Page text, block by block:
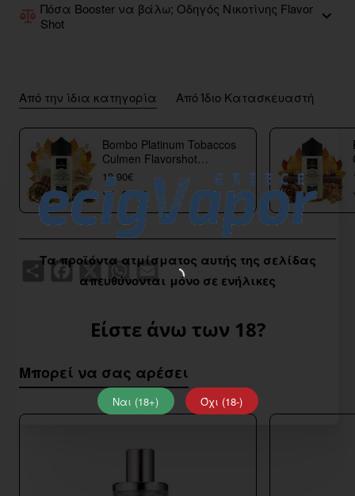
Τα προϊόντα ατμίσματος αυτής της σελίδας
απευθύνονται μόνο σε ενήλικες
Είστε άνω των 18?
Ναι (18+) Όχι (18-)
Πόσα Booster να βάλω; Οδηγός Νικοτίνης Flavor
Shot
Από την ίδια κατηγορία Από Ίδιο Κατασκευαστή
Bombo Platinum Tobaccos
Culmen Flavorshot
40/120ml
18,90€
ShareFacebook
X WhatsApp
Email
Μπορεί να σας αρέσει